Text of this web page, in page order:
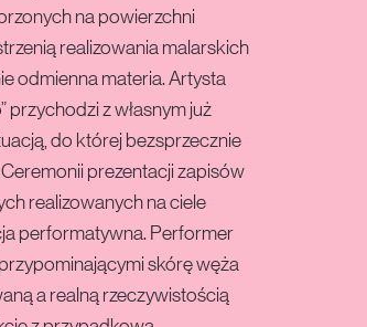
na powierzchni
realizowania malarskich
odmienna materia. Artysta
przychodzi z własnym już
do której bezsprzecznie
prezentacji zapisów
realizowanych na ciele
performatywna. Performer
skórę węża
a realną rzeczywistością